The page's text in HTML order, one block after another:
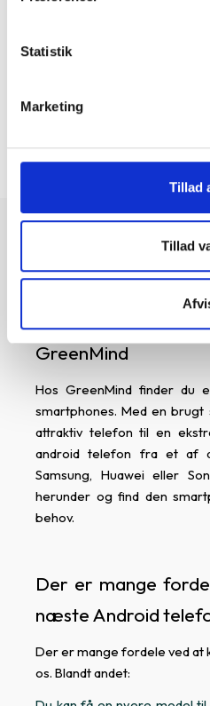
Statistik
Marketing
Tillad
Tillad
97-120 af 399 1
Brugte Android
Køb en billig
GreenMind
Hos GreenMind finder du
smartphones. Med en
attraktiv telefon til en
android telefon fra et af
Samsung, Huawei eller
herunder og find den
behov.
Der er mange
næste Android
Der er mange fordele ved at
os. Blandt andet: